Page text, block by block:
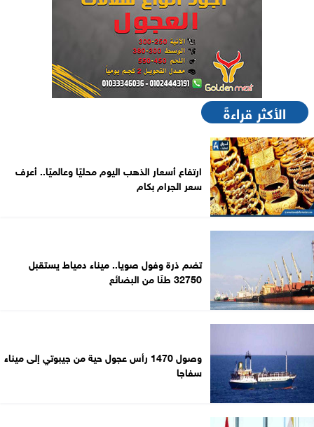
الأكثر قراءةً
ارتفاع أسعار الذهب اليوم محليًا وعالميًا.. أعرف
سعر الجرام بكام
تضم ذرة وفول صويا.. ميناء دمياط يستقبل
32750 طنًا من البضائع
وصول 1470 رأس عجول حية من جيبوتي إلى ميناء
سفاجا